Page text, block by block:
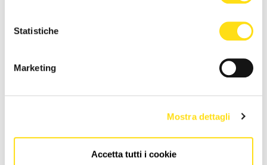
Statistiche
Marketing
Mostra dettagli
Accetta tutti i cookie
medico di Katja Lavrenčič
Cattinara: ricostruito mezzo